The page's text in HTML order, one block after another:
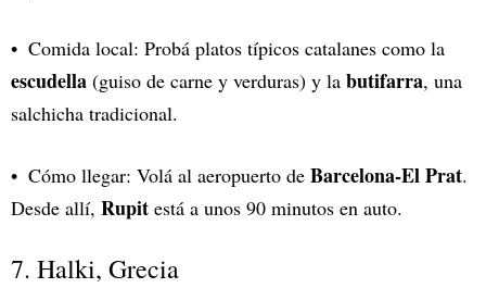
Comida local: Probá platos típicos catalanes como la
escudella (guiso de carne y verduras) y la butifarra, una
salchicha tradicional.
Cómo llegar: Volá al aeropuerto de Barcelona-El Prat.
Desde allí, Rupit está a unos 90 minutos en auto.
7. Halki, Grecia